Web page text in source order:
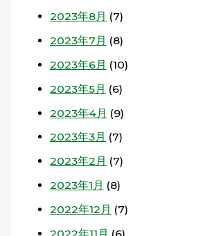
2023年8月 (7)
2023年7月 (8)
2023年6月 (10)
2023年5月 (6)
2023年4月 (9)
2023年3月 (7)
2023年2月 (7)
2023年1月 (8)
2022年12月 (7)